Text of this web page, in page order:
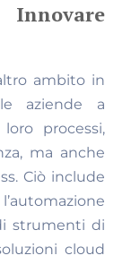
Innovare
ambito in
aziende a
processi,
ma anche
Ciò include
strumenti di
cloud